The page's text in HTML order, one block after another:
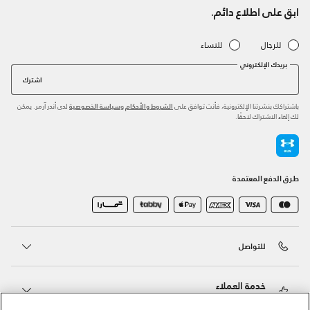
ابق على اطلاع دائم.
للرجال للنساء
بريدك الإلكتروني
اشترك
باشتراكك بنشرتنا الإلكترونية، فأنت توافق على الشروط والأحكام وسياسة الخصوصية لدى أندر آرمر. يمكن
لك إلغاء الاشتراك لاحقًا.
طرق الدفع المعتمدة
للتواصل
خدمة العملاء